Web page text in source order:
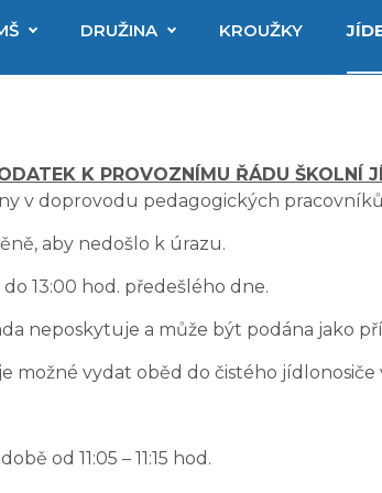
DRUŽINA KROUŽKY
K PROVOZNÍMU ŘÁDU ŠKOLNÍ
v doprovodu pedagogických
aby nedošlo k úrazu.
13:00 hod. předešlého dne.
neposkytuje a může být podána jako
možné vydat oběd do čistého jídlonosiče
od 11:05 – 11:15 hod.